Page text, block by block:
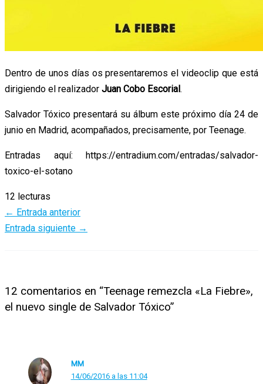
Dentro de unos días os presentaremos el videoclip que está
dirigiendo el realizador Juan Cobo Escorial.
Salvador Tóxico presentará su álbum este próximo día 24 de
junio en Madrid, acompañados, precisamente, por Teenage.
Entradas aquí: https://entradium.com/entradas/salvador-
toxico-el-sotano
12 lecturas
← Entrada anterior
Entrada siguiente →
12 comentarios en “Teenage remezcla «La Fiebre»,
el nuevo single de Salvador Tóxico”
MM
14/06/2016 a las 11:04